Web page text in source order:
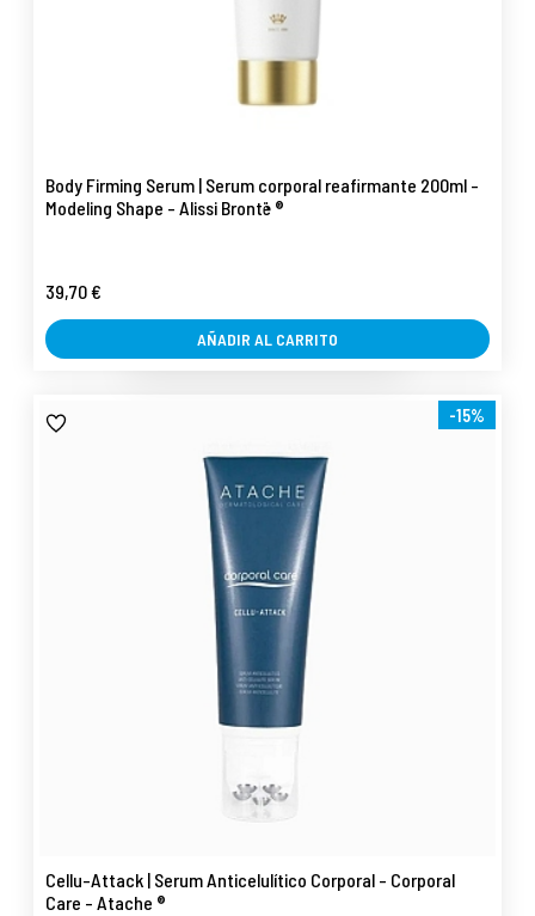
Body Firming Serum | Serum corporal reafirmante 200ml -
Modeling Shape - Alissi Brontë ®
39,70 €
AÑADIR AL CARRITO
-15%
Cellu-Attack | Serum Anticelulítico Corporal - Corporal
Care - Atache ®